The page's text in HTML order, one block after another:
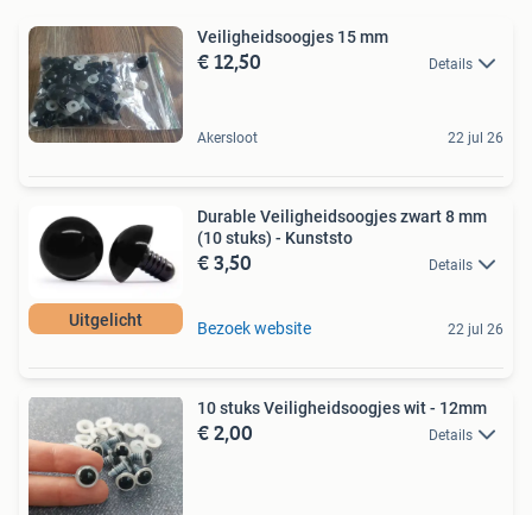
Veiligheidsoogjes 15 mm
€ 12,50 Details
Akersloot 22 jul 26
Uitgelicht
Durable Veiligheidsoogjes zwart 8 mm
(10 stuks) - Kunststo
€ 3,50 Details
Bezoek website 22 jul 26
10 stuks Veiligheidsoogjes wit - 12mm
€ 2,00 Details